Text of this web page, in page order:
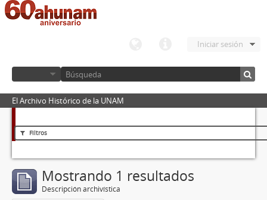
Iniciar sesión
El Archivo Histórico de la UNAM
Filtros
Mostrando 1 resultados
Descripción archivística